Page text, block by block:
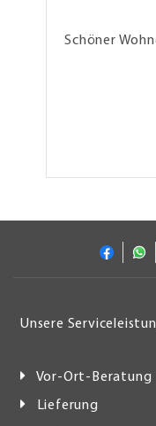
Schöner
Unsere
Vor-Ort-Beratung
Lieferung